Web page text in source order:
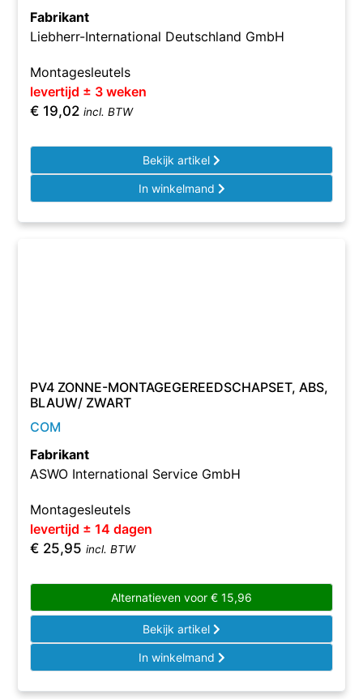
Fabrikant
Liebherr-International Deutschland GmbH
Montagesleutels
levertijd ± 3 weken
€ 19,02 incl. BTW
Bekijk artikel
In winkelmand
PV4 ZONNE-MONTAGEGEREEDSCHAPSET, ABS,
BLAUW/ ZWART
COM
Fabrikant
ASWO International Service GmbH
Montagesleutels
levertijd ± 14 dagen
€ 25,95 incl. BTW
Alternatieven voor € 15,96
Bekijk artikel
In winkelmand